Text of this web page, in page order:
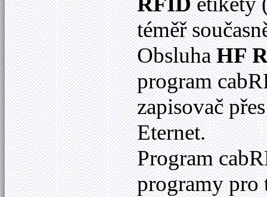
téměř
ObsluhaHF
program
zapisovač
Eternet.
Program
programy pro